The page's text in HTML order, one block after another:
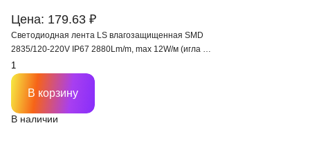
Цена: 179.63 ₽
Светодиодная лента LS влагозащищенная SMD
2835/120-220V IP67 2880Lm/m, max 12W/м (игла 8
мм)
В наличии
В корзину